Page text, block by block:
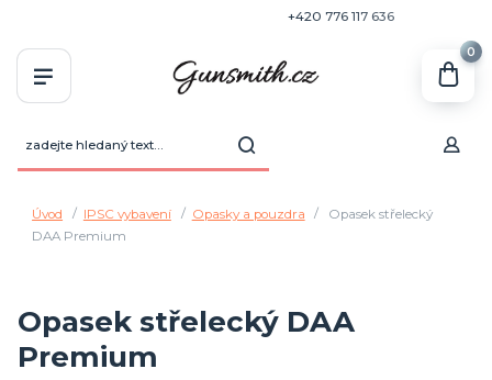
+420 776 117 636
0
Úvod IPSC vybavení Opasky a pouzdra
Opasek střelecký
DAA Premium
Opasek střelecký DAA
Premium